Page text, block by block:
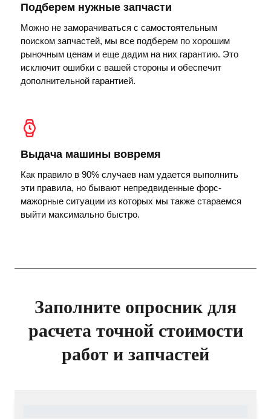
Подберем нужные запчасти
Можно не заморачиваться с самостоятельным
поиском запчастей, мы все подберем по хорошим
рыночным ценам и еще дадим на них гарантию. Это
исключит ошибки с вашей стороны и обеспечит
дополнительной гарантией.
Выдача машины вовремя
Как правило в 90% случаев нам удается выполнить
эти правила, но бывают непредвиденные форс-
мажорные ситуации из которых мы также стараемся
выйти максимально быстро.
Заполните опросник для
расчета точной стоимости
работ и запчастей